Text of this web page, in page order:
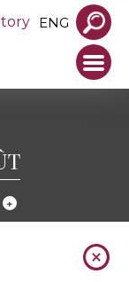
ENG